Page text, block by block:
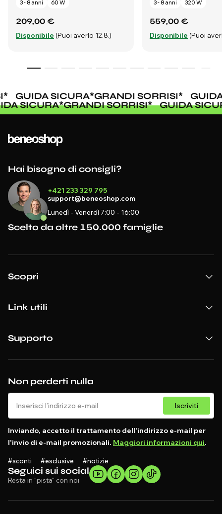
3 - 8 anni 60 W
209,00 €
Disponibile (Puoi averlo 12.8.)
3 - 8 anni 320 W
559,00 €
Disponibile (Puoi
GUIDA SICURA*GRANDI SORRISI*
SICURA*GRANDI SORRISI* GUIDA
Seguici sui social
Resta in "pista" con noi
Non perderti nulla
Iscriviti
Inviando, accetto il trattamento dell'indirizzo e-mail per
l'invio di e-mail promozionali. Maggiori informazioni qui.
#sconti #esclusive #notizie
Hai bisogno di consigli?
+421 233 329 795
support@beneoshop.com
Lunedì - Venerdì 7:00 - 16:00
Scelto da oltre 150.000 famiglie
Scopri
Link utili
Supporto